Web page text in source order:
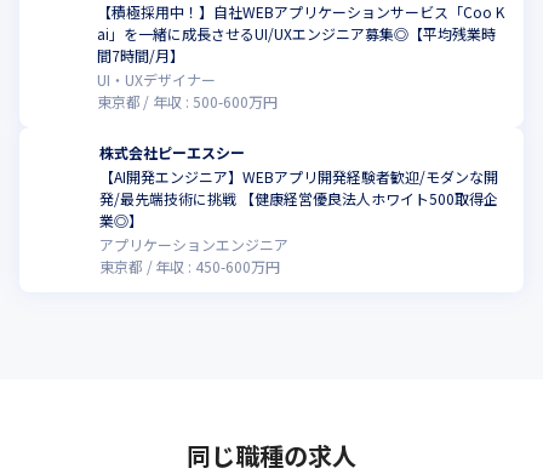
経験豊富な方には、まだまだ未完成な会社であること、そうした
人財観をもつ会社であることへのご理解を求めつつ、ぜひお力添
えいただきたいです。新しい出会いは、私たち自身をも新しくす
る、新しい風。様々な個性が集まって、寄り添って、一丸となっ
ご興味を持っていただけましたら、ぜひ一度、お会いしていただ
けませんか？
【積極採用中！】自社WEBアプリケーションサービス「Coo K
ai」を一緒に成長させるUI/UXエンジニア募集◎【平均残業時
間7時間/月】
UI・UXデザイナー
東京都
年収 : 500-600万円
株式会社ピーエスシー
【AI開発エンジニア】WEBアプリ開発経験者歓迎/モダンな開
発/最先端技術に挑戦 【健康経営優良法人ホワイト500取得企
業◎】
アプリケーションエンジニア
東京都
年収 : 450-600万円
同じ職種の求人